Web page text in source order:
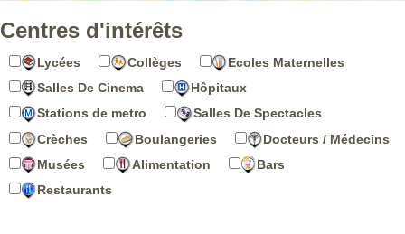
Centres d'intérêts
Lycées Collèges
Ecoles Maternelles
Salles De Cinema
Hôpitaux
Stations de metro
Salles De Spectacles
Crèches
Boulangeries
Docteurs / Médecins
Musées
Alimentation
Bars
Restaurants